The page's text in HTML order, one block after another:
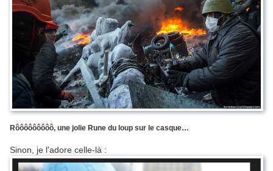
Rôôôôôôôôô, une jolie Rune du loup sur le casque…
Sinon, je l’adore celle-là :